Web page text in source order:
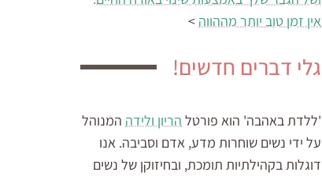
אין זמן טוב יותר מההווה >
גלי דברים חדשים!
'ללדת באהבה' הוא פורטל הריון ולידה המנוהל
על ידי נשים שוחרות מדע, אדם וסביבה. אנו
דוגלות בקהילתיות תומכת, ובחיזוקן של נשים